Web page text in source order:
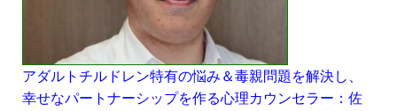
アダルトチルドレン特有の悩み＆毒親問題を解決し、
幸せなパートナーシップを作る心理カウンセラー：佐